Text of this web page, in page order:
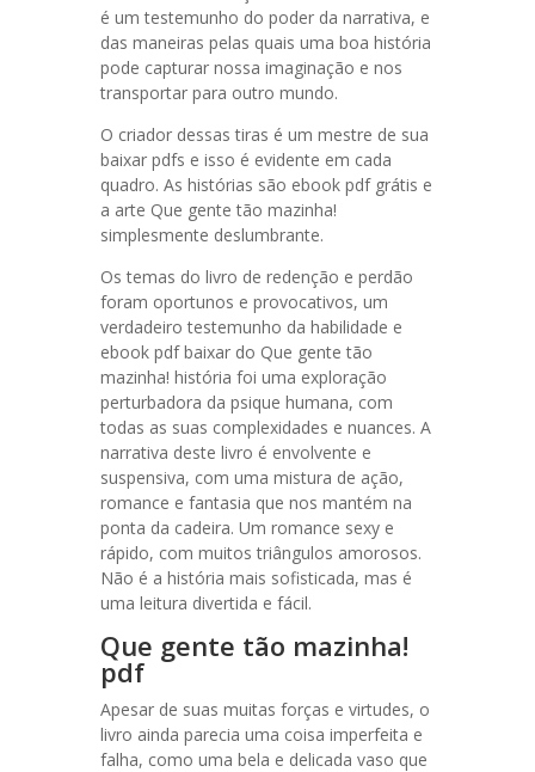
é um testemunho do poder da narrativa, e
das maneiras pelas quais uma boa história
pode capturar nossa imaginação e nos
transportar para outro mundo.
O criador dessas tiras é um mestre de sua
baixar pdfs e isso é evidente em cada
quadro. As histórias são ebook pdf grátis e
a arte Que gente tão mazinha!
simplesmente deslumbrante.
Os temas do livro de redenção e perdão
foram oportunos e provocativos, um
verdadeiro testemunho da habilidade e
ebook pdf baixar do Que gente tão
mazinha! história foi uma exploração
perturbadora da psique humana, com
todas as suas complexidades e nuances. A
narrativa deste livro é envolvente e
suspensiva, com uma mistura de ação,
romance e fantasia que nos mantém na
ponta da cadeira. Um romance sexy e
rápido, com muitos triângulos amorosos.
Não é a história mais sofisticada, mas é
uma leitura divertida e fácil.
Que gente tão mazinha!
pdf
Apesar de suas muitas forças e virtudes, o
livro ainda parecia uma coisa imperfeita e
falha, como uma bela e delicada vaso que